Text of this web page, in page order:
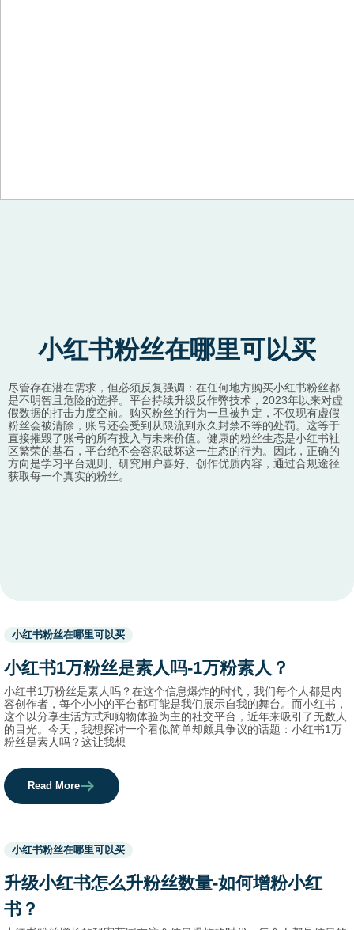
小红书粉丝在哪里可以买
尽管存在潜在需求，但必须反复强调：在任何地方购买小红书粉丝都
是不明智且危险的选择。平台持续升级反作弊技术，2023年以来对虚
假数据的打击力度空前。购买粉丝的行为一旦被判定，不仅现有虚假
粉丝会被清除，账号还会受到从限流到永久封禁不等的处罚。这等于
直接摧毁了账号的所有投入与未来价值。健康的粉丝生态是小红书社
区繁荣的基石，平台绝不会容忍破坏这一生态的行为。因此，正确的
方向是学习平台规则、研究用户喜好、创作优质内容，通过合规途径
获取每一个真实的粉丝。
Used
before
names.
小红书粉丝在哪里可以买
小红书1万粉丝是素人吗-1万粉素人？
小红书1万粉丝是素人吗？在这个信息爆炸的时代，我们每个人都是内
容创作者，每个小小的平台都可能是我们展示自我的舞台。而小红书，
这个以分享生活方式和购物体验为主的社交平台，近年来吸引了无数人
的目光。今天，我想探讨一个看似简单却颇具争议的话题：小红书1万
粉丝是素人吗？这让我想
Read More
Used
before
category
names.
小红书粉丝在哪里可以买
升级小红书怎么升粉丝数量-如何增粉小红
书？